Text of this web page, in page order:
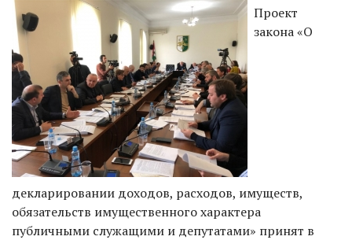
Проект
закона «О
декларировании доходов, расходов, имуществ,
обязательств имущественного характера
публичными служащими и депутатами» принят в